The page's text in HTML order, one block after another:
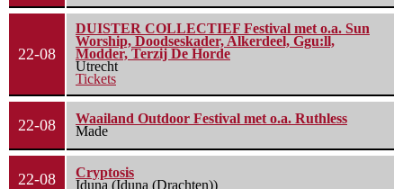
22-08
DUISTER COLLECTIEF Festival met o.a. Sun
Worship, Doodseskader, Alkerdeel, Ggu:ll,
Modder, Terzij De Horde
Utrecht
Tickets
22-08
Waailand Outdoor Festival met o.a. Ruthless
Made
22-08
Cryptosis
Iduna (Iduna (Drachten))